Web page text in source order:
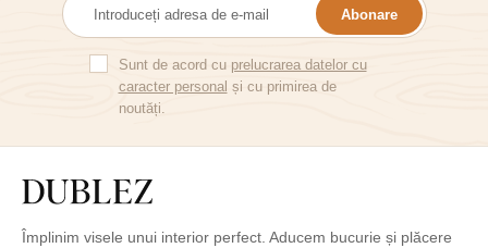
Abonare
Sunt de acord cu prelucrarea datelor cu
caracter personal și cu primirea de
noutăți.
Împlinim visele unui interior perfect. Aducem bucurie și plăcere